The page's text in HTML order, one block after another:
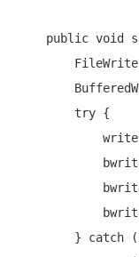
public void
try {
        }
catch